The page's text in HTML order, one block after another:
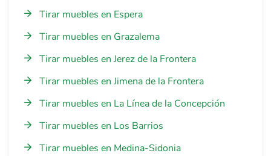
Tirar muebles en Espera
Tirar muebles en Grazalema
Tirar muebles en Jerez de la Frontera
Tirar muebles en Jimena de la Frontera
Tirar muebles en La Línea de la Concepción
Tirar muebles en Los Barrios
Tirar muebles en Medina-Sidonia